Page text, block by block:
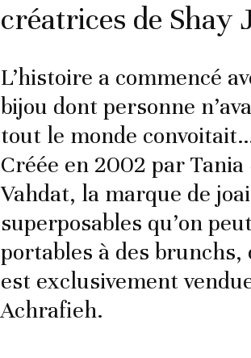
créatrices de Shay
L’histoire a commencé
bijou dont personne
tout le monde
Créée en 2002 par
Vahdat, la marque de
superposables qu’on
portables à des
est exclusivement
Achrafieh.